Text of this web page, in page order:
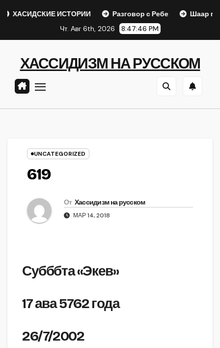
ИСТОРИИ Разговор с Ребе
Шаар гайихуд гл.
Чт. Авг 6th, 2026
8:47:47 PM
ХАССИДИЗМ НА РУССКОМ
UNCATEGORIZED
619
От Хассидизм на русском
МАР 14, 2018
Субббта «Экев»
17 ава 5762 года
26/7/2002